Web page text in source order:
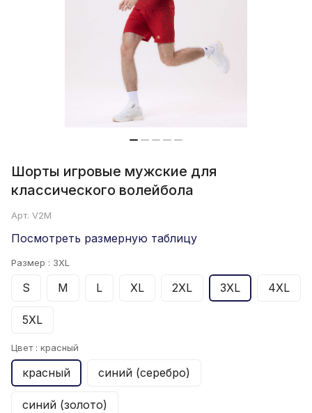
Шорты игровые мужские для
классического волейбола
Арт. V2M
Посмотреть размерную таблицу
Размер : 3XL
S M L XL 2XL 3XL 4XL
5XL
Цвет : красный
красный синий (серебро)
синий (золото)